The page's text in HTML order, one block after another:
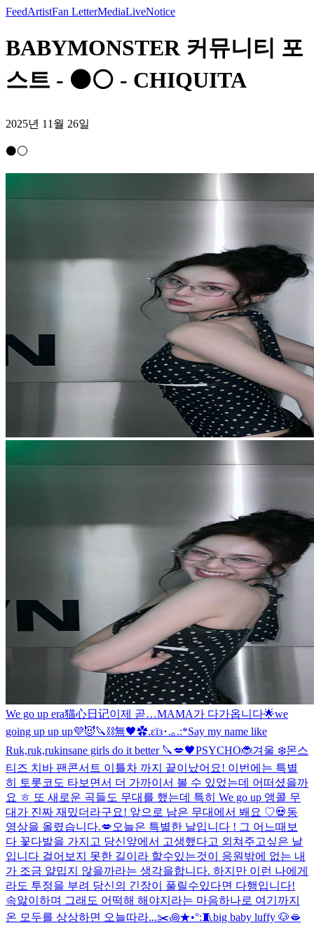
FeedArtistFan LetterMediaLiveNotice
BABYMONSTER 커뮤니티 포
스트 - ⚫️⚪️ - CHIQUITA
2025년 11월 26일
⚫️⚪️
We go up era猫心日记이제 곧…MAMA가 다가옵니다🌟we
going up up up💜😈🔪⛓️無🖤✿.εïз･.｡.:*Say my name like
Ruk,ruk,rukinsane girls do it better 🔪💋🖤PSYCHO🐞겨울 ❄️몬스
티즈 치바 팬콘서트 이틀차 까지 끝이났어요! 이번에는 특별
히 토롯코도 타보면서 더 가까이서 볼 수 있었는데 어떠셨을까
요 ㅎ 또 새로운 곡들도 무대를 했는데 특히 We go up 앵콜 무
대가 진짜 재밌더라구요! 앞으로 남은 무대에서 봬요 ♡💀동
영상을 올렸습니다.💋오늘은 특별한 날입니다 ! 그 어느때보
다 꽃다발을 가지고 당신앞에서 고생했다고 외쳐주고싶은 날
입니다 걸어보지 못한 길이라 할수있는것이 응원밖에 없는 내
가 조금 얄밉지 않을까라는 생각을합니다. 하지만 이런 나에게
라도 투정을 부려 당신의 긴장이 풀릴수있다면 다행입니다!
속앓이하며 그래도 어떡해 해야지라는 마음하나로 여기까지
온 모두를 상상하면 오늘따라...✂️꩜★•°:🧵big baby luffy 🐶🫦